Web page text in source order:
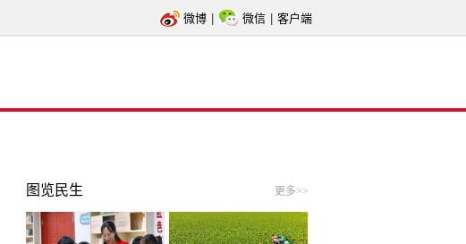
微博 微信 客户端
图览民生 更多>>